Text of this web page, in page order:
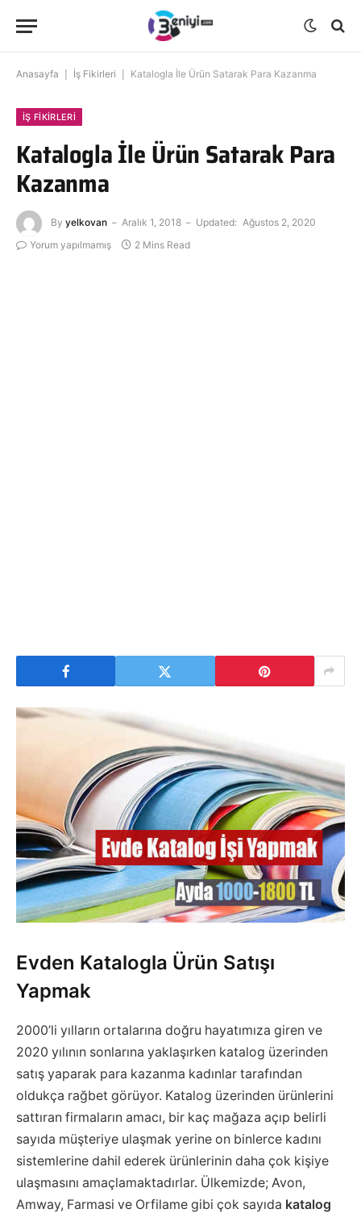
Anasayfa İş Fikirleri Katalogla İle Ürün Satarak Para Kazanma
İŞ FIKIRLERI
Katalogla İle Ürün Satarak Para
Kazanma
By yelkovan Aralık 1, 2018 Updated: Ağustos 2, 2020
Yorum yapılmamış
2 Mins Read
Evden Katalogla Ürün Satışı
Yapmak
2000’li yılların ortalarına doğru hayatımıza giren ve
2020 yılının sonlarına yaklaşırken katalog üzerinden
satış yaparak para kazanma kadınlar tarafından
oldukça rağbet görüyor. Katalog üzerinden ürünlerini
sattıran firmaların amacı, bir kaç mağaza açıp belirli
sayıda müşteriye ulaşmak yerine on binlerce kadını
sistemlerine dahil ederek ürünlerinin daha çok kişiye
ulaşmasını amaçlamaktadırlar. Ülkemizde; Avon,
Amway, Farmasi ve Orfilame gibi çok sayıda katalog